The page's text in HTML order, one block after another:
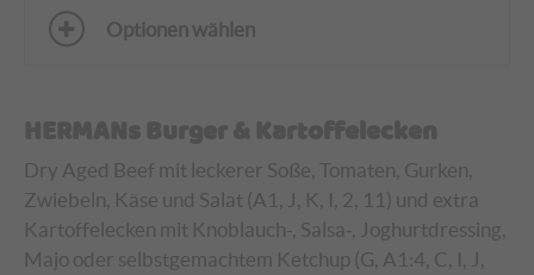
Optionen wählen
HERMANs Burger & Kartoffelecken
Dry Aged Beef mit leckerer Soße, Tomaten, Gurken,
Zwiebeln, Käse und Salat (A1, J, K, I, 2, 11) und extra
Kartoffelecken mit Knoblauch-, Salsa-, Joghurtdressing,
Majo oder selbstgemachtem Ketchup (G, A1:4, C, I, J,